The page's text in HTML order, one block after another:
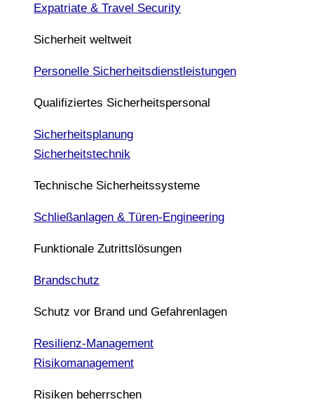
Expatriate & Travel Security
Sicherheit weltweit
Personelle Sicherheitsdienstleistungen
Qualifiziertes Sicherheitspersonal
Sicherheitsplanung
Sicherheitstechnik
Technische Sicherheitssysteme
Schließanlagen & Türen-Engineering
Funktionale Zutrittslösungen
Brandschutz
Schutz vor Brand und Gefahrenlagen
Resilienz-Management
Risikomanagement
Risiken beherrschen